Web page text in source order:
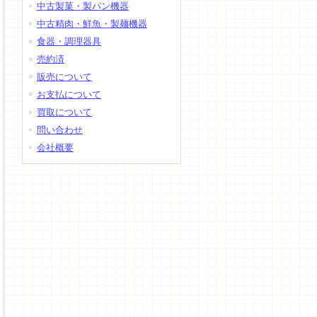
中古製菓・製パン機器
中古精肉・鮮魚・製麺機器
食器・調理器具
売約済
販売について
お支払について
買取について
問い合わせ
会社概要